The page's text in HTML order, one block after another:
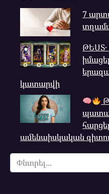
7
կատարվի
ամենաիսկական
Search
for: